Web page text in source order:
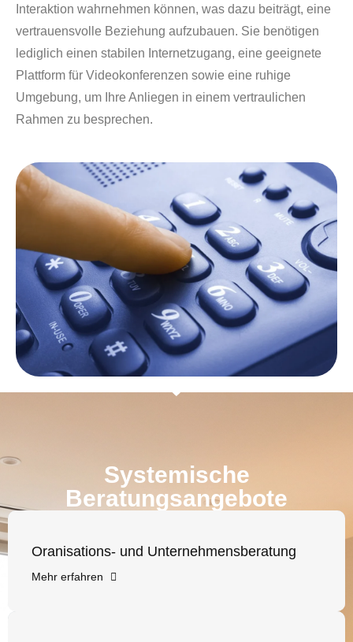
Interaktion wahrnehmen können, was dazu beiträgt, eine
vertrauensvolle Beziehung aufzubauen. Sie benötigen
lediglich einen stabilen Internetzugang, eine geeignete
Plattform für Videokonferenzen sowie eine ruhige
Umgebung, um Ihre Anliegen in einem vertraulichen
Rahmen zu besprechen.
Systemische
Beratungsangebote
Oranisations- und Unternehmensberatung
Mehr erfahren